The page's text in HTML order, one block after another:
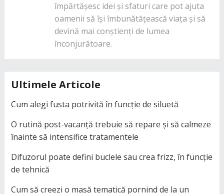
împărtășesc idei și sfaturi care pot ajuta
oamenii să își îmbunătățească viața și să
devină mai conștienți de lumea
înconjurătoare.
Ultimele Articole
Cum alegi fusta potrivită în funcție de siluetă
O rutină post-vacanță trebuie să repare și să calmeze
înainte să intensifice tratamentele
Difuzorul poate defini buclele sau crea frizz, în funcție
de tehnică
Cum să creezi o masă tematică pornind de la un